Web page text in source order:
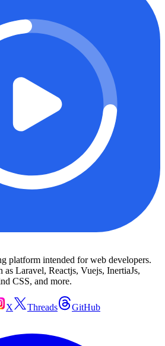
platform intended for web developers.
as Laravel, Reactjs, Vuejs, InertiaJs,
CSS, and more.
X Threads GitHub